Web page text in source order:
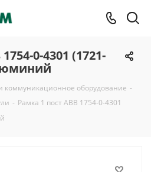
0-4301 (1721-
коммуникационное оборудование -
- Рамка 1 пост ABB 1754-0-4301